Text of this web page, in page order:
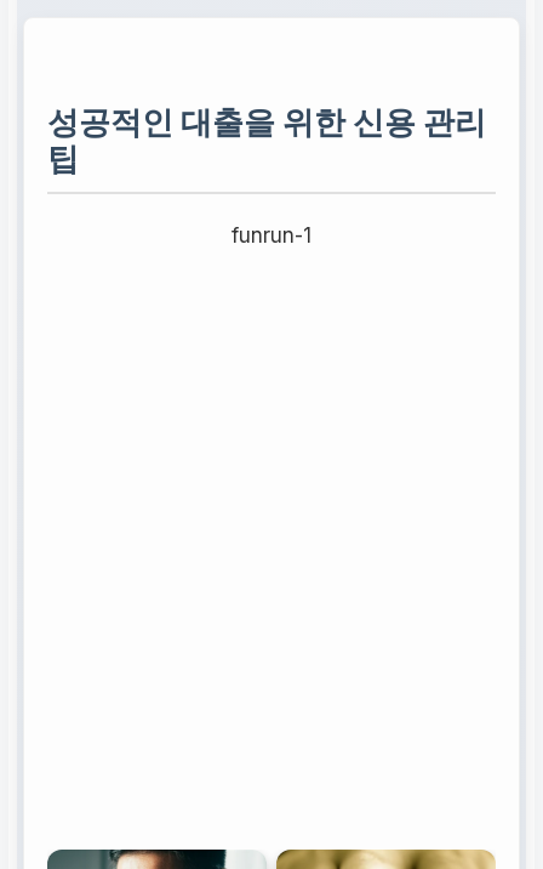
야 합니다.
연체 정보
성공적인 대출을 위한 신용 관리
팁
funrun-1